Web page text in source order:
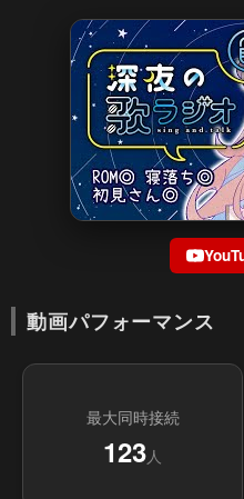
動画パフォーマンス
最大同時接続
123人